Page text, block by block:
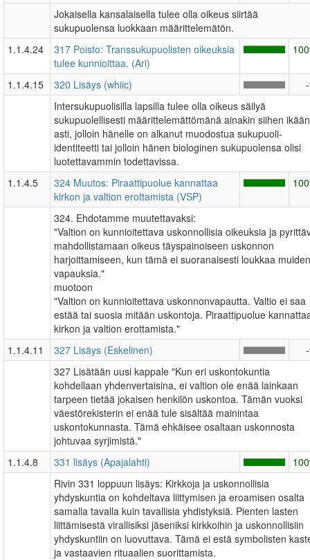
Jokaisella kansalaisella tulee olla oikeus siirtää
sukupuolensa luokkaan määrittelemätön.
1.1.4.24
317 Poisto: Transsukupuolisten oikeuksia
tulee kunnioittaa. (Ari)
1.1.4.15 320 Lisäys (whiic)
Intersukupuolisilla lapsilla tulee olla oikeus säilyä
sukupuolellisesti määrittelemättömänä ainakin siihen ikään
asti, jolloin hänelle on alkanut muodostua sukupuoli-
identiteetti tai jolloin hänen biologinen sukupuolensa olisi
luotettavammin todettavissa.
1.1.4.5
324 Muutos: Piraattipuolue kannattaa
kirkon ja valtion erottamista (VSP)
324. Ehdotamme muutettavaksi:
"Valtion on kunnioitettava uskonnollisia oikeuksia ja
mahdollistamaan oikeus täyspainoiseen uskonnon
harjoittamiseen, kun tämä ei suoranaisesti loukkaa muiden
vapauksia."
muotoon
"Valtion on kunnioitettava uskonnonvapautta. Valtio ei saa
estää tai suosia mitään uskontoja. Piraattipuolue
kirkon ja valtion erottamista."
1.1.4.11
327 Lisäys (Eskelinen)
327 Lisätään uusi kappale "Kun eri uskontokuntia
kohdellaan yhdenvertaisina, ei valtion ole enää lainkaan
tarpeen tietää jokaisen henkilön uskontoa. Tämän vuoksi
väestörekisterin ei enää tule sisältää mainintaa
uskontokunnasta. Tämä ehkäisee osaltaan uskonnosta
johtuvaa syrjimistä."
1.1.4.8
331 lisäys (Apajalahti)
Rivin 331 loppuun lisäys: Kirkkoja ja uskonnollisia
yhdyskuntia on kohdeltava liittymisen ja eroamisen osalta
samalla tavalla kuin tavallisia yhdistyksiä. Pienten lasten
liittämisestä virallisiksi jäseniksi kirkkoihin ja uskonnollisiin
yhdyskuntiin on luovuttava. Tämä ei estä symbolisten
ja vastaavien rituaalien suorittamista.